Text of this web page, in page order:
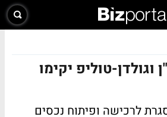
וגולדן-טוליפ יקימו
לרכישה ופיתוח נכסים